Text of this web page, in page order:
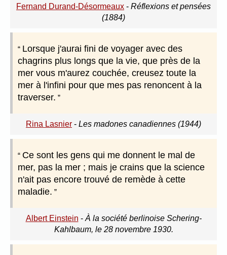
Fernand Durand-Désormeaux - Réflexions et pensées
(1884)
Lorsque j'aurai fini de voyager avec des
chagrins plus longs que la vie, que près de la
mer vous m'aurez couchée, creusez toute la
mer à l'infini pour que mes pas renoncent à la
traverser.
Rina Lasnier - Les madones canadiennes (1944)
Ce sont les gens qui me donnent le mal de
mer, pas la mer ; mais je crains que la science
n'ait pas encore trouvé de remède à cette
maladie.
Albert Einstein - À la société berlinoise Schering-
Kahlbaum, le 28 novembre 1930.